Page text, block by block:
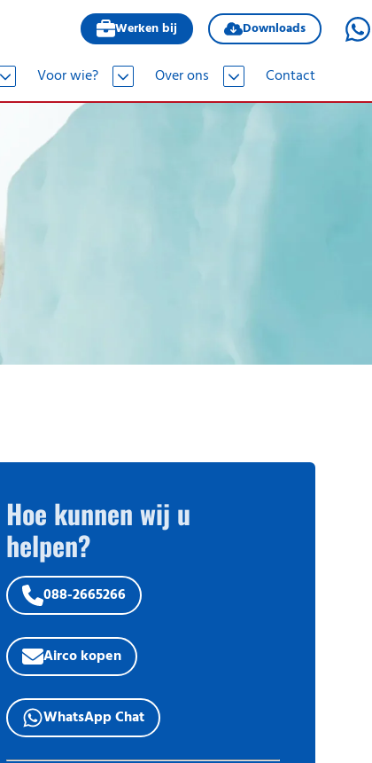
Werken bij Downloads
Voor wie?
Hotel
Huis
Winkel
Zwembad
Over ons Contact
Hoe kunnen wij u
helpen?
088-2665266
Airco kopen
WhatsApp Chat